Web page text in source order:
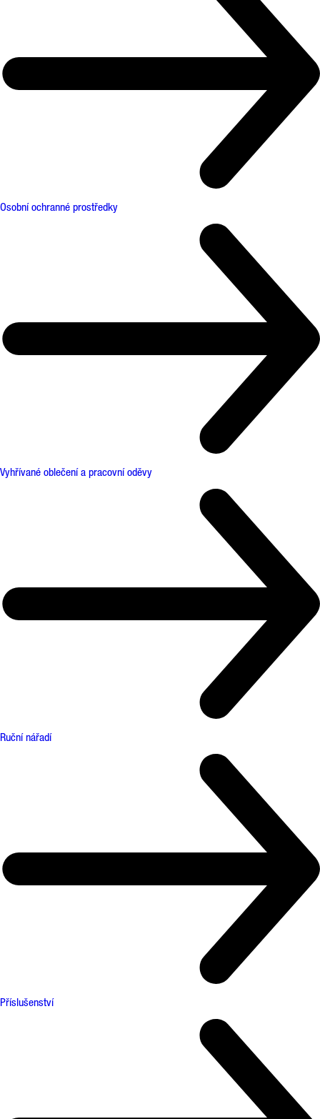
Osobní ochranné prostředky
Vyhřívané oblečení a pracovní oděvy
Ruční nářadí
Příslušenství